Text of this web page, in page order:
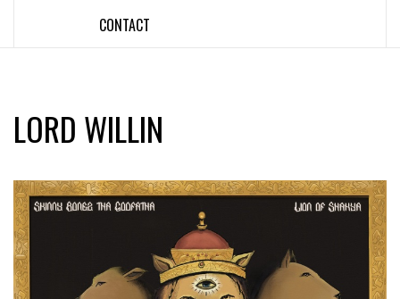
CONTACT
LORD WILLIN